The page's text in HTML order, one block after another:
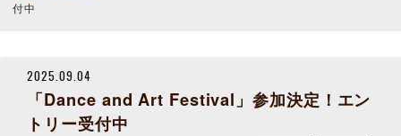
付中
2025.09.04
「Dance and Art Festival」参加決定！エン
トリー受付中